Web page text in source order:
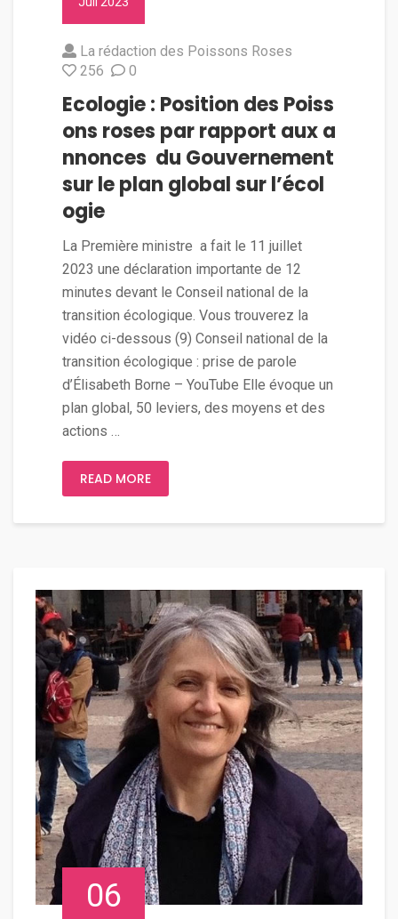
La rédaction des Poissons Roses
256
0
Ecologie : Position des Poiss
ons roses par rapport aux a
nnonces du Gouvernement
sur le plan global sur l’écol
ogie
La Première ministre a fait le 11 juillet
2023 une déclaration importante de 12
minutes devant le Conseil national de la
transition écologique. Vous trouverez la
vidéo ci-dessous (9) Conseil national de la
transition écologique : prise de parole
d’Élisabeth Borne – YouTube Elle évoque un
plan global, 50 leviers, des moyens et des
actions …
READ MORE
06